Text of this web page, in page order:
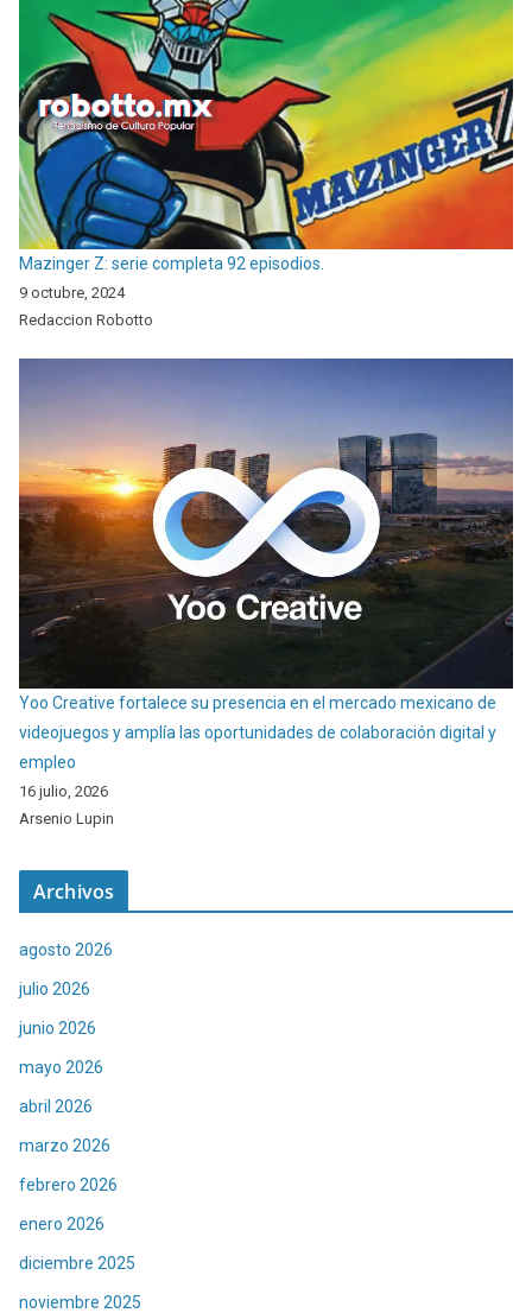
Mazinger Z: serie completa 92 episodios.
9 octubre, 2024
Redaccion Robotto
Yoo Creative fortalece su presencia en el mercado mexicano de
videojuegos y amplía las oportunidades de colaboración digital y
empleo
16 julio, 2026
Arsenio Lupin
Archivos
agosto 2026
julio 2026
junio 2026
mayo 2026
abril 2026
marzo 2026
febrero 2026
enero 2026
diciembre 2025
noviembre 2025